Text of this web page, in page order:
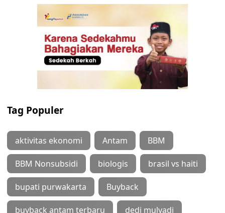
Tag Populer
aktivitas ekonomi Antam BBM
BBM Nonsubsidi biologis brasil vs haiti
bupati purwakarta Buyback
buyback antam terbaru dedi mulyadi